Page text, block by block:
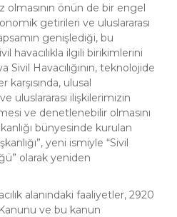
olmasının önün de bir engel
getirileri ve uluslararası
genişlediği, bu
havacılıkla ilgili birikimlerini
Havacılığının, teknolojide
ulusal
uluslararası ilişkilerimizin
ve denetlenebilir olmasını
bünyesinde kurulan
yeni ismiyle “Sivil
olarak yeniden
alanındaki faaliyetler, 2920
Kanunu ve bu kanun